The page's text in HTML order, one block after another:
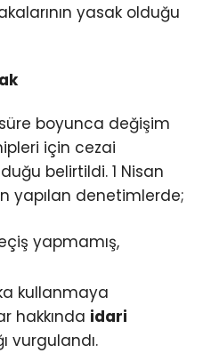
yasak olduğu
boyunca değişim
için cezai
belirtildi. 1 Nisan
yapılan denetimlerde;
yapmamış,
kullanmaya
hakkında idari
vurgulandı.